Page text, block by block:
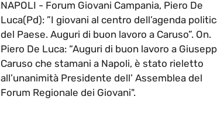
NAPOLI - Forum Giovani Campania, Piero De
Luca(Pd): ”I giovani al centro dell’agenda
del Paese. Auguri di buon lavoro a Caruso”. On.
Piero De Luca: “Auguri di buon lavoro a
Caruso che stamani a Napoli, è stato rieletto
all’unanimità Presidente dell’ Assemblea del
Forum Regionale dei Giovani".